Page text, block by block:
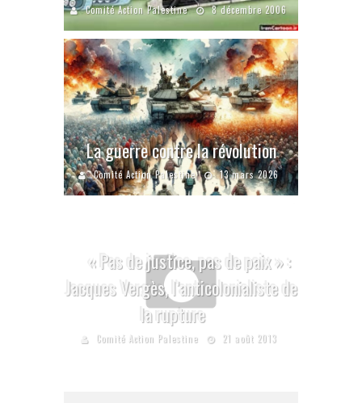
Comité Action Palestine 8 décembre 2006
La guerre contre la révolution
Comité Action Palestine 13 mars 2026
« Pas de justice, pas de paix » :
Jacques Vergès, l’anticolonialiste de
la rupture
Comité Action Palestine 21 août 2013